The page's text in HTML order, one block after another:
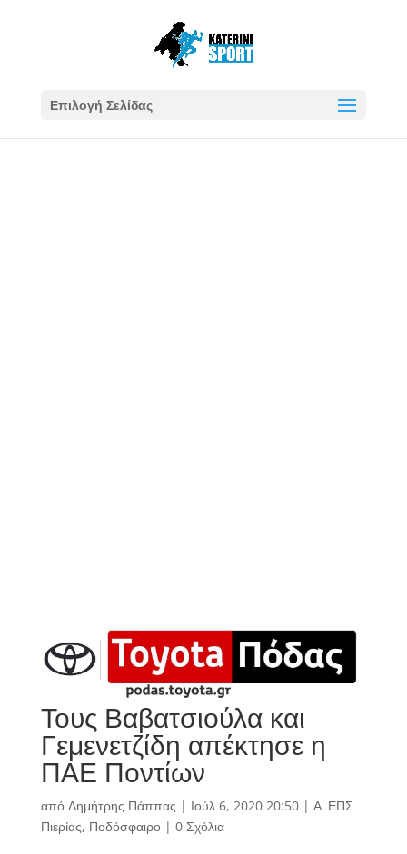
Επιλογή Σελίδας
Τους Βαβατσιούλα και
Γεμενετζίδη απέκτησε η
ΠΑΕ Ποντίων
από Δημήτρης Πάππας | Ιούλ 6, 2020 20:50| Α' ΕΠΣ
Πιερίας, Ποδόσφαιρο| 0 Σχόλια